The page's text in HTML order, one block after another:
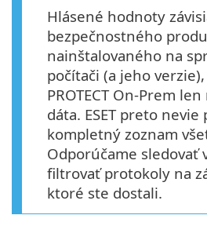
Hlásené hodnoty
bezpečnostného
nainštalovaného na
počítači (a jeho verzie),
PROTECT On-Prem
dáta. ESET preto
kompletný zoznam
Odporúčame sledovať
filtrovať protokoly na
ktoré ste dostali.